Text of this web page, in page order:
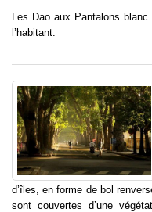
Les Dao aux Pantalons
l’habitant.
d’îles, en forme de bol
sont couvertes d’une